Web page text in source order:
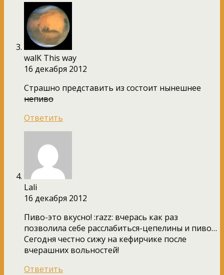
walK This way
16 декабря 2012
Страшно представить из состоит нынешнее
непиво
Ответить
Lali
16 декабря 2012
Пиво-это вкусно! :razz: вчерась как раз
позволила себе расслабиться-цепелины и пиво…
Сегодня честно сижу на кефирчике после
вчерашних вольностей!
Ответить